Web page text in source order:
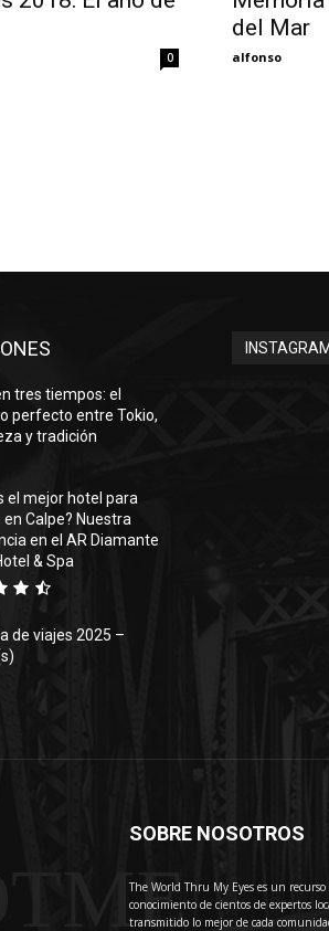
0
del Mar
alfonso
tres tiempos: el
perfecto entre Tokio,
y tradición
el mejor hotel para
Calpe? Nuestra
en el AR Diamante
& Spa
de viajes 2025 –
SOBRE NOSOTROS
The World Thru My Eyes es un
conocimiento de cientos de expertos
transmitido lo mejor de cada